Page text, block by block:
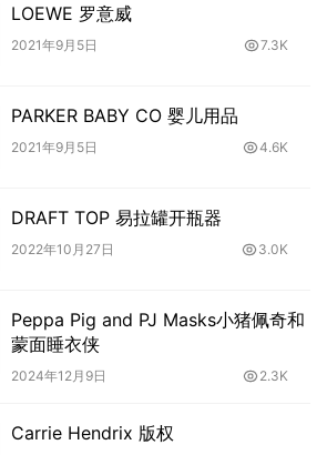
LOEWE 罗意威
2021年9月5日 7.3K
PARKER BABY CO 婴儿用品
2021年9月5日 4.6K
DRAFT TOP 易拉罐开瓶器
2022年10月27日 3.0K
Peppa Pig and PJ Masks小猪佩奇和
蒙面睡衣侠
2024年12月9日 2.3K
Carrie Hendrix 版权